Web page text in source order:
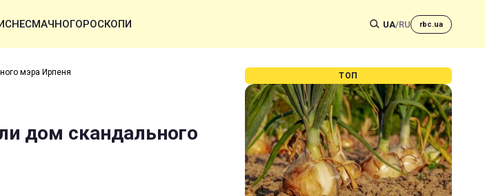
СМАЧНОГОРОСКОПИ UA/RU rbc.ua
мэра Ирпеня
дом скандального
ТОП